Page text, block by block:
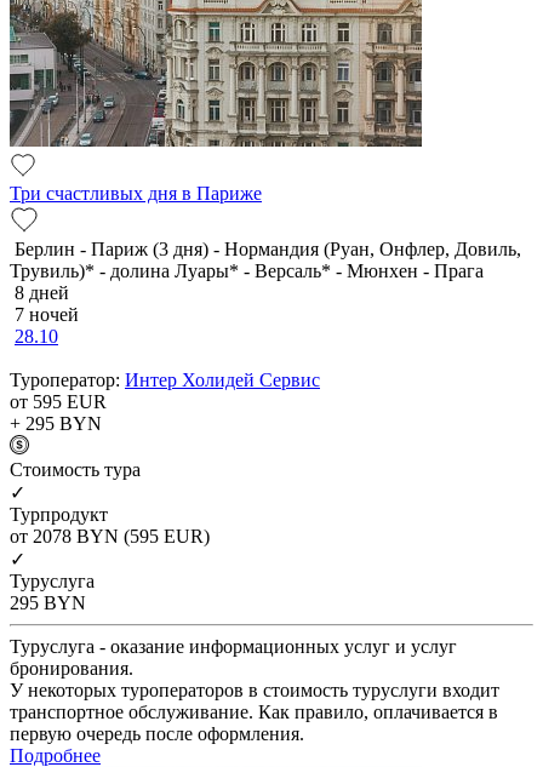
Три счастливых дня в Париже
Берлин - Париж (3 дня) - Нормандия (Руан, Онфлер, Довиль,
Трувиль)* - долина Луары* - Версаль* - Мюнхен - Прага
8 дней
7 ночей
28.10
Туроператор: Интер Холидей Сервис
от 595 EUR
+ 295 BYN
Cтоимость тура
✓
Турпродукт
от 2078 BYN (595 EUR)
✓
Туруслуга
295 BYN
Туруслуга - оказание информационных услуг и услуг
бронирования.
У некоторых туроператоров в стоимость туруслуги входит
транспортное обслуживание. Как правило, оплачивается в
первую очередь после оформления.
Подробнее